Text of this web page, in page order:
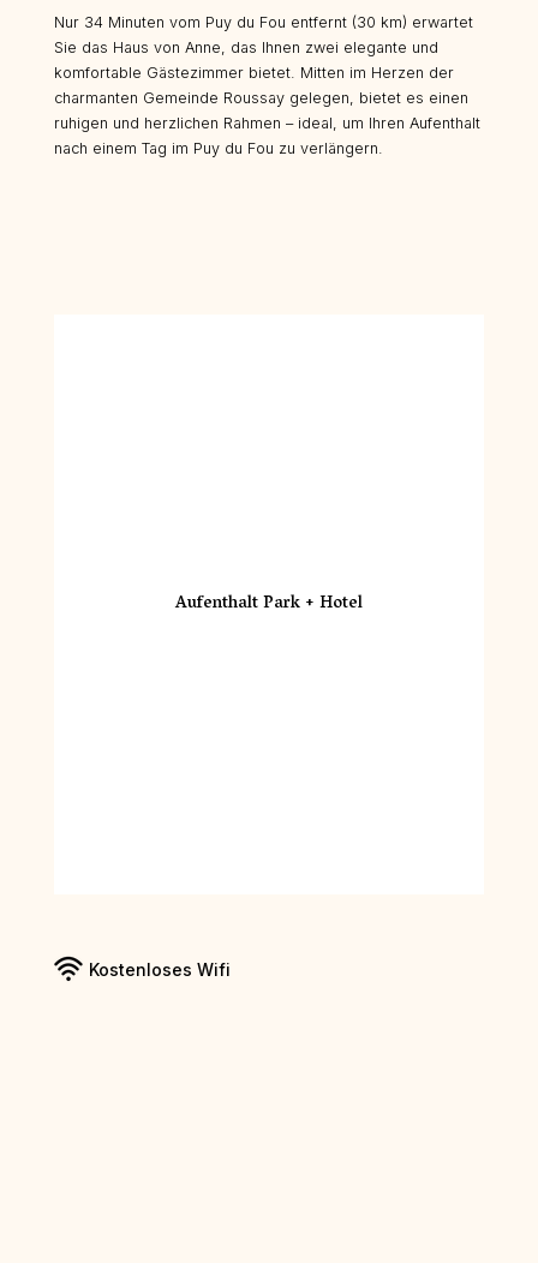
Nur 34 Minuten vom Puy du Fou entfernt (30 km) erwartet
Sie das Haus von Anne, das Ihnen zwei elegante und
komfortable Gästezimmer bietet. Mitten im Herzen der
charmanten Gemeinde Roussay gelegen, bietet es einen
ruhigen und herzlichen Rahmen – ideal, um Ihren Aufenthalt
nach einem Tag im Puy du Fou zu verlängern.
Aufenthalt Park + Hotel
Kostenloses Wifi